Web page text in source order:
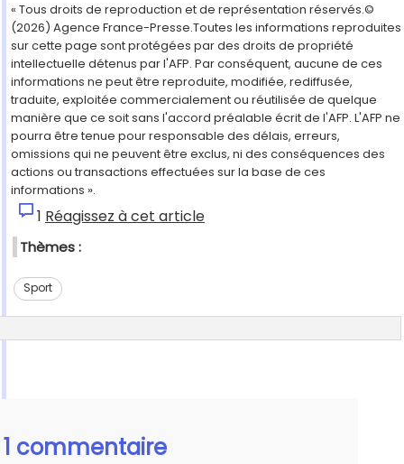
« Tous droits de reproduction et de représentation réservés.©
(2026) Agence France-Presse.Toutes les informations reproduites
sur cette page sont protégées par des droits de propriété
intellectuelle détenus par l'AFP. Par conséquent, aucune de ces
informations ne peut être reproduite, modifiée, rediffusée,
traduite, exploitée commercialement ou réutilisée de quelque
manière que ce soit sans l'accord préalable écrit de l'AFP. L'AFP ne
pourra être tenue pour responsable des délais, erreurs,
omissions qui ne peuvent être exclus, ni des conséquences des
actions ou transactions effectuées sur la base de ces
informations ».
1 Réagissez à cet article
Thèmes :
Sport
1 commentaire